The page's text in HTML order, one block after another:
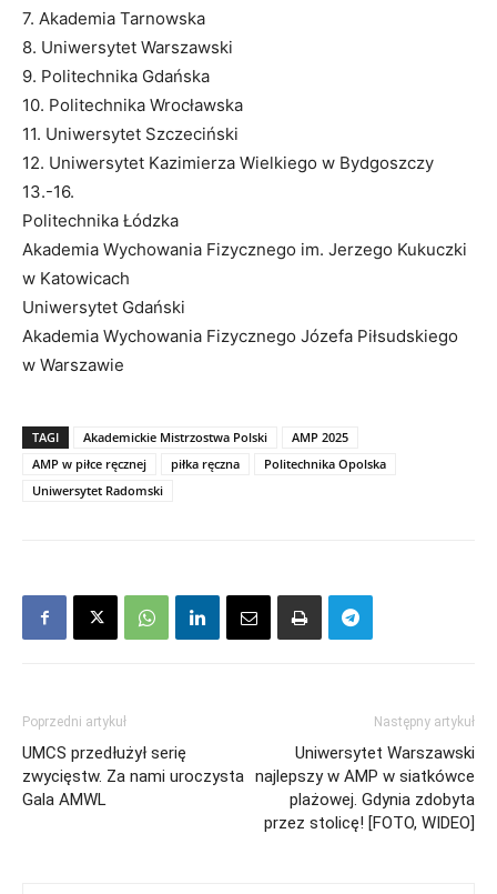
7. Akademia Tarnowska
8. Uniwersytet Warszawski
9. Politechnika Gdańska
10. Politechnika Wrocławska
11. Uniwersytet Szczeciński
12. Uniwersytet Kazimierza Wielkiego w Bydgoszczy
13.-16.
Politechnika Łódzka
Akademia Wychowania Fizycznego im. Jerzego Kukuczki
w Katowicach
Uniwersytet Gdański
Akademia Wychowania Fizycznego Józefa Piłsudskiego
w Warszawie
TAGI Akademickie Mistrzostwa Polski
AMP 2025
AMP w piłce ręcznej
piłka ręczna
Politechnika Opolska
Uniwersytet Radomski
Poprzedni artykuł
UMCS przedłużył serię
zwycięstw. Za nami uroczysta
Gala AMWL
Następny artykuł
Uniwersytet Warszawski
najlepszy w AMP w siatkówce
plażowej. Gdynia zdobyta
przez stolicę! [FOTO, WIDEO]